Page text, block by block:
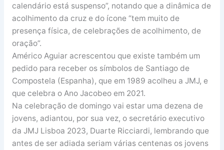
calendário está suspenso”, notando que a dinâmica de
acolhimento da cruz e do ícone “tem muito de
presença física, de celebrações de acolhimento, de
oração”.
Américo Aguiar acrescentou que existe também um
pedido para receber os símbolos de Santiago de
Compostela (Espanha), que em 1989 acolheu a JMJ, e
que celebra o Ano Jacobeo em 2021.
Na celebração de domingo vai estar uma dezena de
jovens, adiantou, por sua vez, o secretário executivo
da JMJ Lisboa 2023, Duarte Ricciardi, lembrando que
antes de ser adiada seriam várias centenas os jovens